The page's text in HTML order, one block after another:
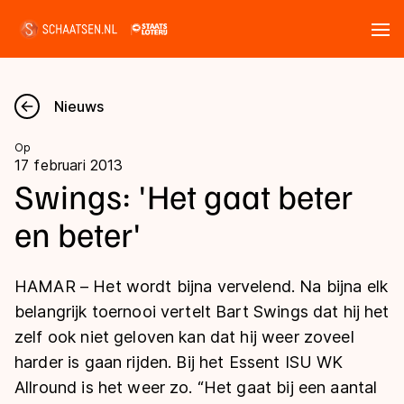
Nieuws
Kalender
Disciplines
Langebaan
Shorttrack
Inlineskaten
Uitslagen
Langebaan
Shorttrack
Marathon
Tijden & historie
Ranglijsten Langebaan
Nieuws
Op
17 februari 2013
Swings: 'Het gaat beter
en beter'
HAMAR – Het wordt bijna vervelend. Na bijna elk
belangrijk toernooi vertelt Bart Swings dat hij het
zelf ook niet geloven kan dat hij weer zoveel
harder is gaan rijden. Bij het Essent ISU WK
Allround is het weer zo. “Het gaat bij een aantal